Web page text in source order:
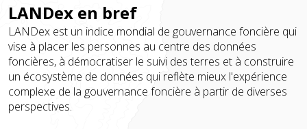
LANDex en bref
LANDex est un indice mondial de gouvernance foncière qui
vise à placer les personnes au centre des données
foncières, à démocratiser le suivi des terres et à construire
un écosystème de données qui reflète mieux l'expérience
complexe de la gouvernance foncière à partir de diverses
perspectives.